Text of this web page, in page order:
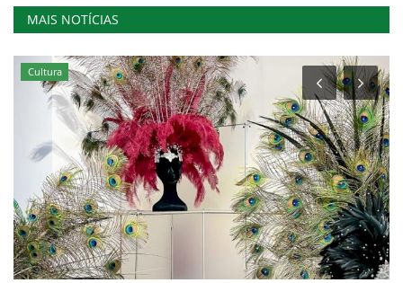
MAIS NOTÍCIAS
Cultura